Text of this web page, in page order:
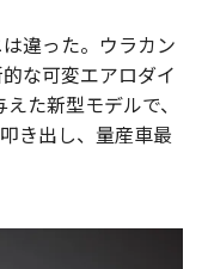
違った。ウラカン
な可変エアロダイ
た新型モデルで、
き出し、量産車最